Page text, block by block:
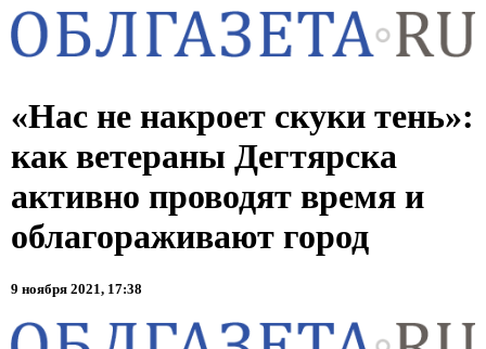
«Нас не накроет скуки тень»:
как ветераны Дегтярска
активно проводят время и
облагораживают город
9 ноября 2021, 17:38